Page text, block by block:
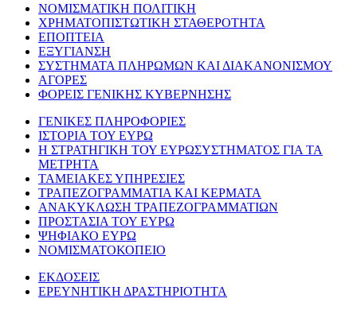
ΝΟΜΙΣΜΑΤΙΚΗ ΠΟΛΙΤΙΚΗ
ΧΡΗΜΑΤΟΠΙΣΤΩΤΙΚΗ ΣΤΑΘΕΡΟΤΗΤΑ
ΕΠΟΠΤΕΙΑ
ΕΞΥΓΙΑΝΣΗ
ΣΥΣΤΗΜΑΤΑ ΠΛΗΡΩΜΩΝ ΚΑΙ ΔΙΑΚΑΝΟΝΙΣΜΟΥ
ΑΓΟΡΕΣ
ΦΟΡΕΙΣ ΓΕΝΙΚΗΣ ΚΥΒΕΡΝΗΣΗΣ
ΓΕΝΙΚΕΣ ΠΛΗΡΟΦΟΡΙΕΣ
ΙΣΤΟΡΙΑ ΤΟΥ ΕΥΡΩ
Η ΣΤΡΑΤΗΓΙΚΗ ΤΟΥ ΕΥΡΩΣΥΣΤΗΜΑΤΟΣ ΓΙΑ ΤΑ
ΜΕΤΡΗΤΑ
ΤΑΜΕΙΑΚΕΣ ΥΠΗΡΕΣΙΕΣ
ΤΡΑΠΕΖΟΓΡΑΜΜΑΤΙΑ ΚΑΙ ΚΕΡΜΑΤΑ
ΑΝΑΚΥΚΛΩΣΗ ΤΡΑΠΕΖΟΓΡΑΜΜΑΤΙΩΝ
ΠΡΟΣΤΑΣΙΑ ΤΟΥ ΕΥΡΩ
ΨΗΦΙΑΚΟ ΕΥΡΩ
ΝΟΜΙΣΜΑΤΟΚΟΠΕΙΟ
ΕΚΔΟΣΕΙΣ
ΕΡΕΥΝΗΤΙΚΗ ΔΡΑΣΤΗΡΙΟΤΗΤΑ